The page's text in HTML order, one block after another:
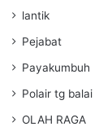
lantik
Pejabat
Payakumbuh
Polair tg balai
OLAH RAGA